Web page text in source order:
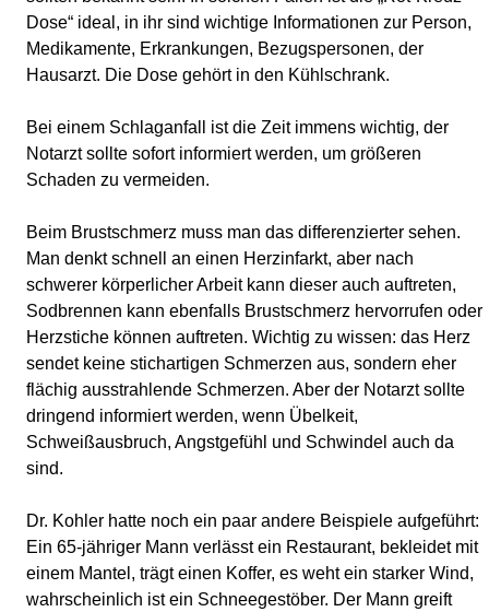
Dose“ ideal, in ihr sind wichtige Informationen zur Person,
Medikamente, Erkrankungen, Bezugspersonen, der
Hausarzt. Die Dose gehört in den Kühlschrank.
Bei einem Schlaganfall ist die Zeit immens wichtig, der
Notarzt sollte sofort informiert werden, um größeren
Schaden zu vermeiden.
Beim Brustschmerz muss man das differenzierter sehen.
Man denkt schnell an einen Herzinfarkt, aber nach
schwerer körperlicher Arbeit kann dieser auch auftreten,
Sodbrennen kann ebenfalls Brustschmerz hervorrufen oder
Herzstiche können auftreten. Wichtig zu wissen: das Herz
sendet keine stichartigen Schmerzen aus, sondern eher
flächig ausstrahlende Schmerzen. Aber der Notarzt sollte
dringend informiert werden, wenn Übelkeit,
Schweißausbruch, Angstgefühl und Schwindel auch da
sind.
Dr. Kohler hatte noch ein paar andere Beispiele aufgeführt:
Ein 65-jähriger Mann verlässt ein Restaurant, bekleidet mit
einem Mantel, trägt einen Koffer, es weht ein starker Wind,
wahrscheinlich ist ein Schneegestöber. Der Mann greift